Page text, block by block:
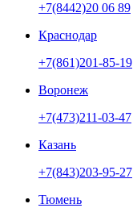
+7(8442)20 06 89
Краснодар
+7(861)201-85-19
Воронеж
+7(473)211-03-47
Казань
+7(843)203-95-27
Тюмень